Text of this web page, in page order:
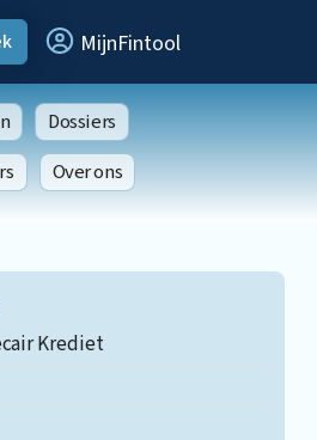
MijnFintool
Dossiers
Over ons
Krediet